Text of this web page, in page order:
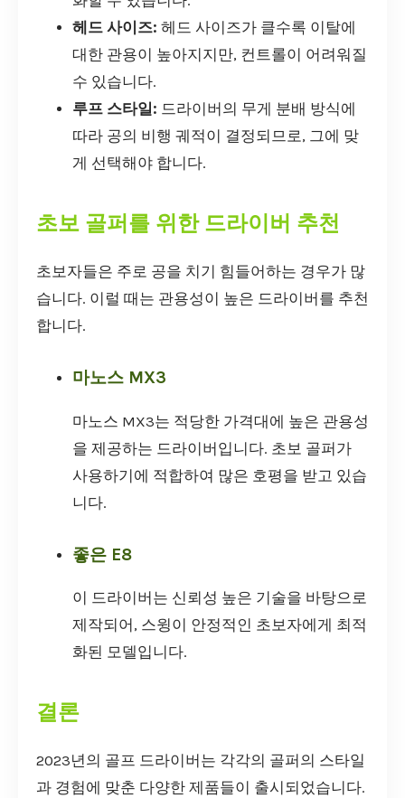
헤드 사이즈: 헤드 사이즈가 클수록 이탈에
대한 관용이 높아지지만, 컨트롤이 어려워질
수 있습니다.
루프 스타일: 드라이버의 무게 분배 방식에
따라 공의 비행 궤적이 결정되므로, 그에 맞
게 선택해야 합니다.
초보 골퍼를 위한 드라이버 추천
초보자들은 주로 공을 치기 힘들어하는 경우가 많
습니다. 이럴 때는 관용성이 높은 드라이버를 추천
합니다.
마노스 MX3
마노스 MX3는 적당한 가격대에 높은 관용성
을 제공하는 드라이버입니다. 초보 골퍼가
사용하기에 적합하여 많은 호평을 받고 있습
니다.
좋은 E8
이 드라이버는 신뢰성 높은 기술을 바탕으로
제작되어, 스윙이 안정적인 초보자에게 최적
화된 모델입니다.
결론
2023년의 골프 드라이버는 각각의 골퍼의 스타일
과 경험에 맞춘 다양한 제품들이 출시되었습니다.